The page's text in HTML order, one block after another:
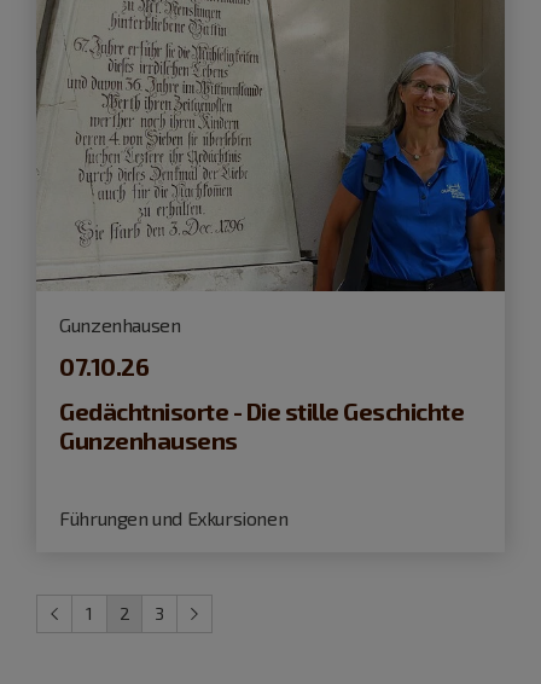
Gunzenhausen
07.10.26
Gedächtnisorte - Die stille Geschichte
Gunzenhausens
Führungen und Exkursionen
1 2 3